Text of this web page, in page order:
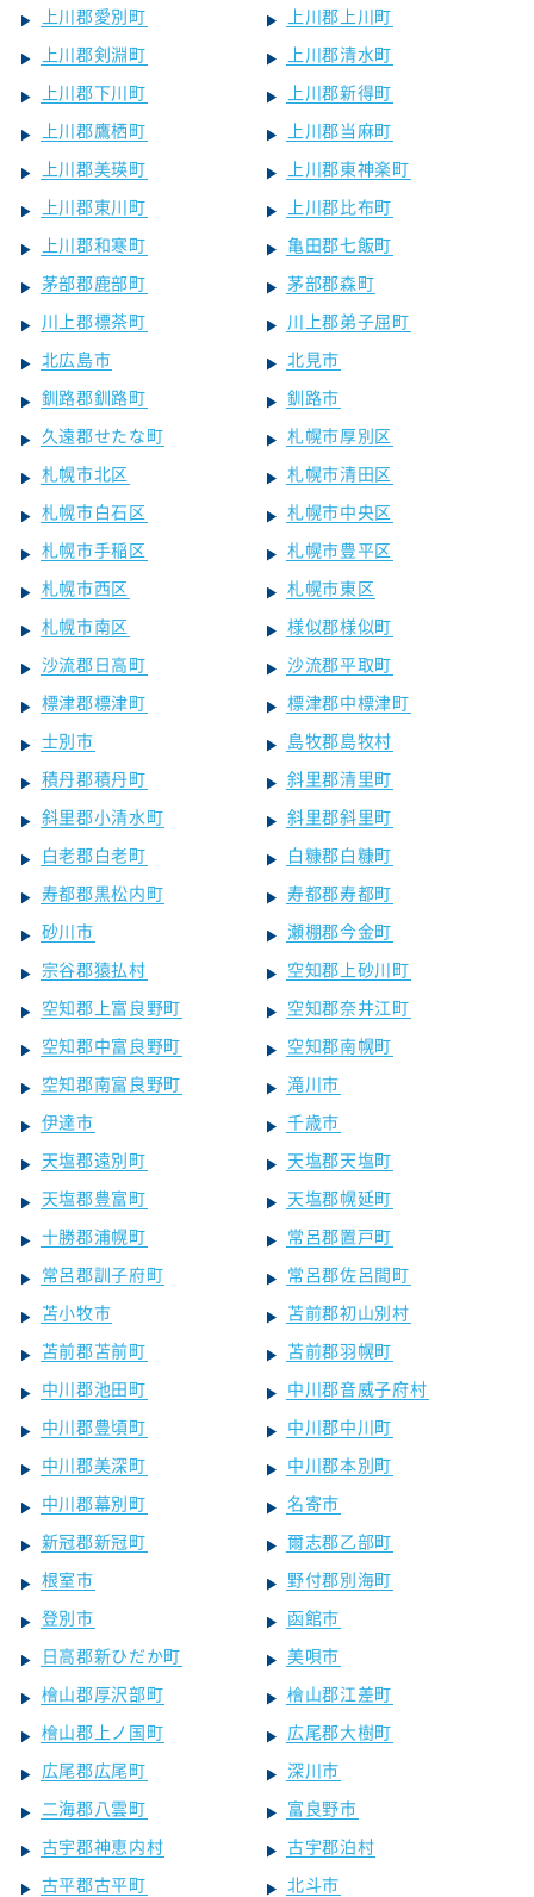
上川郡愛別町
上川郡上川町
上川郡剣淵町
上川郡清水町
上川郡下川町
上川郡新得町
上川郡鷹栖町
上川郡当麻町
上川郡美瑛町
上川郡東神楽町
上川郡東川町
上川郡比布町
上川郡和寒町
亀田郡七飯町
茅部郡鹿部町
茅部郡森町
川上郡標茶町
川上郡弟子屈町
北広島市
北見市
釧路郡釧路町
釧路市
久遠郡せたな町
札幌市厚別区
札幌市北区
札幌市清田区
札幌市白石区
札幌市中央区
札幌市手稲区
札幌市豊平区
札幌市西区
札幌市東区
札幌市南区
様似郡様似町
沙流郡日高町
沙流郡平取町
標津郡標津町
標津郡中標津町
士別市
島牧郡島牧村
積丹郡積丹町
斜里郡清里町
斜里郡小清水町
斜里郡斜里町
白老郡白老町
白糠郡白糠町
寿都郡黒松内町
寿都郡寿都町
砂川市
瀬棚郡今金町
宗谷郡猿払村
空知郡上砂川町
空知郡上富良野町
空知郡奈井江町
空知郡中富良野町
空知郡南幌町
空知郡南富良野町
滝川市
伊達市
千歳市
天塩郡遠別町
天塩郡天塩町
天塩郡豊富町
天塩郡幌延町
十勝郡浦幌町
常呂郡置戸町
常呂郡訓子府町
常呂郡佐呂間町
苫小牧市
苫前郡初山別村
苫前郡苫前町
苫前郡羽幌町
中川郡池田町
中川郡音威子府村
中川郡豊頃町
中川郡中川町
中川郡美深町
中川郡本別町
中川郡幕別町
名寄市
新冠郡新冠町
爾志郡乙部町
根室市
野付郡別海町
登別市
函館市
日高郡新ひだか町
美唄市
檜山郡厚沢部町
檜山郡江差町
檜山郡上ノ国町
広尾郡大樹町
広尾郡広尾町
深川市
二海郡八雲町
富良野市
古宇郡神恵内村
古宇郡泊村
古平郡古平町
北斗市